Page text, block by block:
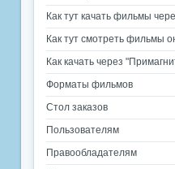
Как тут качать фильмы
Как тут смотреть фильмы
Как качать через
Форматы фильмов
Стол заказов
Пользователям
Правообладателям